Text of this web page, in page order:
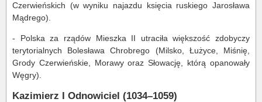
Czerwieńskich (w wyniku najazdu księcia ruskiego Jarosława
Mądrego).
- Polska za rządów Mieszka II utraciła większość zdobyczy
terytorialnych Bolesława Chrobrego (Milsko, Łużyce, Miśnię,
Grody Czerwieńskie, Morawy oraz Słowację, którą opanowały
Węgry).
Kazimierz I Odnowiciel (1034–1059)